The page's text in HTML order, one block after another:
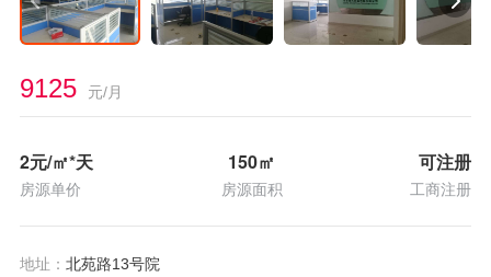
9125 元/月
2元/㎡*天
房源单价
150㎡
房源面积
可注册
工商注册
地址： 北苑路13号院